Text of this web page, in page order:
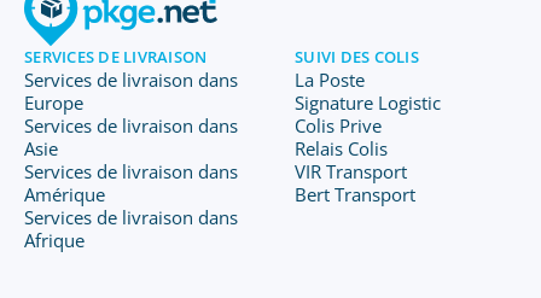
SERVICES DE LIVRAISON
Services de livraison dans
Europe
Services de livraison dans
Asie
Services de livraison dans
Amérique
Services de livraison dans
Afrique
SUIVI DES COLIS
La Poste
Signature Logistic
Colis Prive
Relais Colis
VIR Transport
Bert Transport